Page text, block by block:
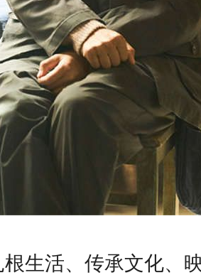
根生活、传承文化、